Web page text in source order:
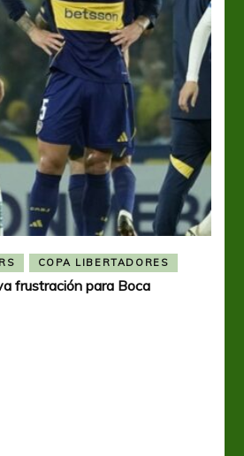
COPA LIBERTADORES
frustración para Boca